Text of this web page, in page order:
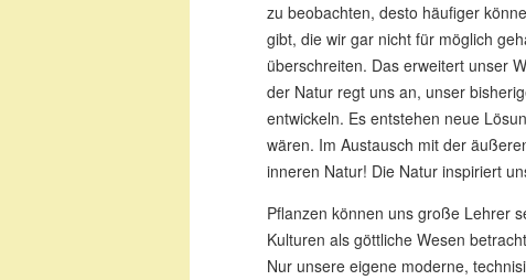
zu beobachten, desto häufiger
gibt, die wir gar nicht für möglich
überschreiten. Das erweitert unser
der Natur regt uns an, unser
entwickeln. Es entstehen neue
wären. Im Austausch mit der
inneren Natur! Die Natur inspiriert
Pflanzen können uns große Lehrer
Kulturen als göttliche Wesen
Nur unsere eigene moderne,